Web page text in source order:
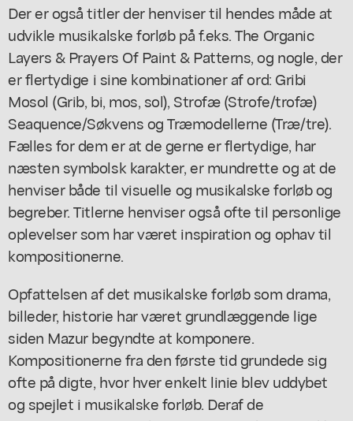
Der er også titler der henviser til hendes måde at
udvikle musikalske forløb på f.eks. The Organic
Layers & Prayers Of Paint & Patterns, og nogle, der
er flertydige i sine kombinationer af ord: Gribi
Mosol (Grib, bi, mos, sol), Strofæ (Strofe/trofæ)
Seaquence/Søkvens og Træmodellerne (Træ/tre).
Fælles for dem er at de gerne er flertydige, har
næsten symbolsk karakter, er mundrette og at de
henviser både til visuelle og musikalske forløb og
begreber. Titlerne henviser også ofte til personlige
oplevelser som har været inspiration og ophav til
kompositionerne.
Opfattelsen af det musikalske forløb som drama,
billeder, historie har været grundlæggende lige
siden Mazur begyndte at komponere.
Kompositionerne fra den første tid grundede sig
ofte på digte, hvor hver enkelt linie blev uddybet
og spejlet i musikalske forløb. Deraf de